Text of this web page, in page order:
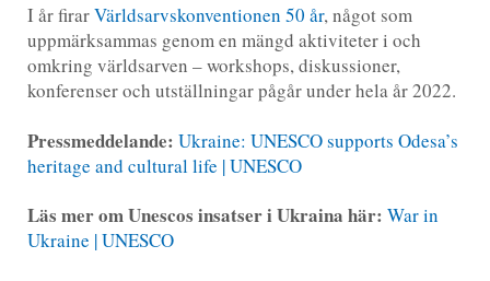
I år firarVärldsarvskonventionen 50 år, något som
uppmärksammas genom en mängd aktiviteter i och
omkring världsarven – workshops, diskussioner,
konferenser och utställningar pågår under hela år 2022.
Pressmeddelande: Ukraine: UNESCO supports Odesa’s
heritage and cultural life | UNESCO
Läs mer om Unescos insatser i Ukraina här: War in
Ukraine | UNESCO